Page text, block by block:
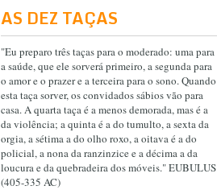
AS DEZ TAÇAS
"Eu preparo três taças para o moderado: uma para
a saúde, que ele sorverá primeiro, a segunda para
o amor e o prazer e a terceira para o sono. Quando
esta taça sorver, os convidados sábios vão para
casa. A quarta taça é a menos demorada, mas é a
da violência; a quinta é a do tumulto, a sexta da
orgia, a sétima a do olho roxo, a oitava é a do
policial, a nona da ranzinzice e a décima a da
loucura e da quebradeira dos móveis." EUBULUS
(405-335 AC)